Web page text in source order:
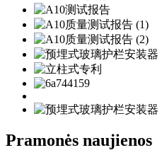
Pramonės naujienos